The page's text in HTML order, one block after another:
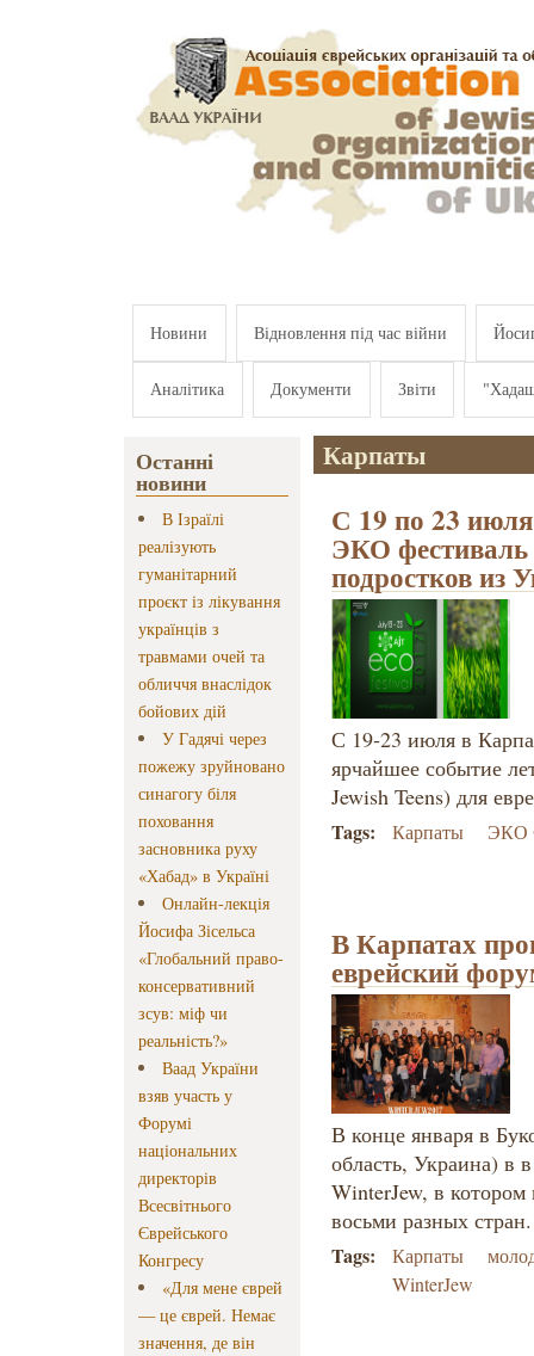
Новини Відновлення під час війни
Аналітика Документи Звіти
Останні
новини
В Ізраїлі
реалізують
гуманітарний
проєкт із лікування
українців з
травмами очей та
обличчя внаслідок
бойових дій
У Гадячі через
пожежу зруйновано
синагогу біля
поховання
засновника руху
«Хабад» в Україні
Онлайн-лекція
Йосифа Зісельса
«Глобальний право-
консервативний
зсув: міф чи
реальність?»
Ваад України
взяв участь у
Форумі
національних
директорів
Всесвітнього
Єврейського
Конгресу
«Для мене єврей
— це єврей. Немає
значення, де він
Карпаты
С 19 по 23
ЭКО фестиваль
подростков из
С 19-23 июля в
ярчайшее событие
Jewish Teens) для
Tags: Карпаты ЭКО
В Карпатах
еврейский
В конце января в
область, Украина) в
WinterJew, в
восьми разных стран.
Tags: Карпаты
WinterJew